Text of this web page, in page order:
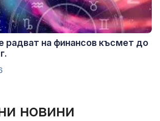
радват на финансов късмет до
новини